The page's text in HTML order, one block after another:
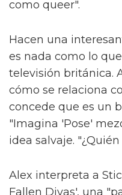
como queer".
Hacen una
es nada como lo
televisión británica.
cómo se relaciona
concede que es un
"Imagina 'Pose'
idea salvaje.
Alex interpreta a
Fallen Divas', una